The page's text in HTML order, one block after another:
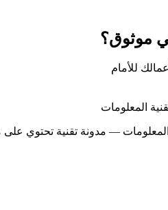
موثوق؟
للأمام
— مدونة تقنية تحتوي